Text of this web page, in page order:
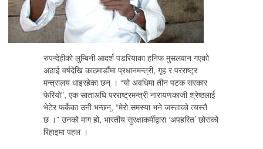
रुपन्देहीको लुम्बिनी आदर्श पडरियाका हनिफ मुसलवान गएको
अढाई वर्षदेखि काठमाडौंमा प्रधानमन्त्री, गृह र परराष्ट्र
मन्त्रालय धाइरहेका छन् । “यो अवधिमा तीन पटक सरकार
फेरियो”, एक साताअघि परराष्ट्रमन्त्री नारायणकाजी श्रेष्ठलाई
भेटेर फर्केका उनी भन्छन्, “मेरो समस्या भने जस्ताको त्यस्तै
छ ।” उनको माग हो, भारतीय सुरक्षाकर्मीद्वारा ‘अपहरित’ छोराको
रिहाइमा पहल ।